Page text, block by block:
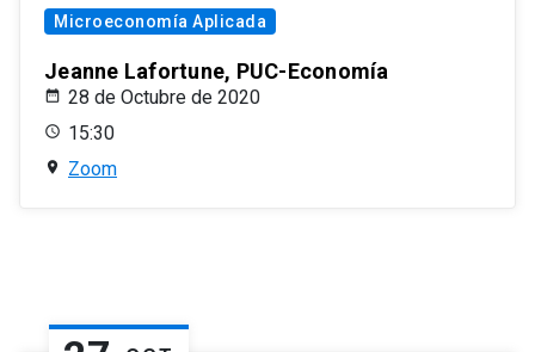
Microeconomía Aplicada
Jeanne Lafortune, PUC-Economía
28 de Octubre de 2020
15:30
Zoom